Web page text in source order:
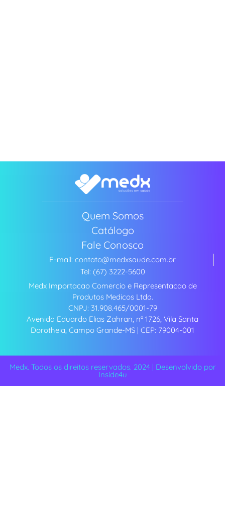
Quem Somos
Catálogo
Fale Conosco
E-mail: contato@medxsaude.com.br
Tel: (67) 3222-5600
Medx Importacao Comercio e Representacao de
Produtos Medicos Ltda.
CNPJ: 31.908.465/0001-79
Avenida Eduardo Elias Zahran, nº 1726, Vila Santa
Dorotheia, Campo Grande-MS | CEP: 79004-001
Medx. Todos os direitos reservados. 2024 | Desenvolvido por
Inside4u